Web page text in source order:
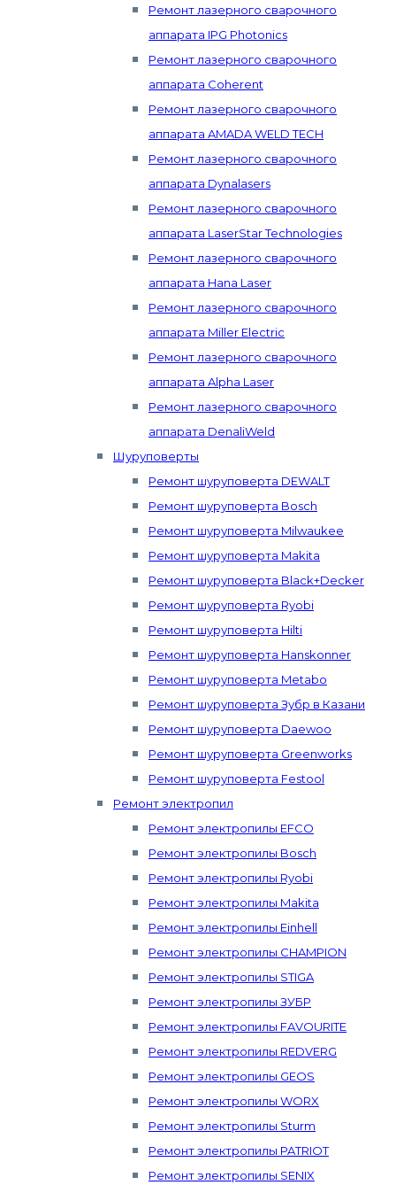
Ремонт лазерного сварочного
аппарата IPG Photonics
Ремонт лазерного сварочного
аппарата Coherent
Ремонт лазерного сварочного
аппарата AMADA WELD TECH
Ремонт лазерного сварочного
аппарата Dynalasers
Ремонт лазерного сварочного
аппарата LaserStar Technologies
Ремонт лазерного сварочного
аппарата Hana Laser
Ремонт лазерного сварочного
аппарата Miller Electric
Ремонт лазерного сварочного
аппарата Alpha Laser
Ремонт лазерного сварочного
аппарата DenaliWeld
Шуруповерты
Ремонт шуруповерта DEWALT
Ремонт шуруповерта Bosch
Ремонт шуруповерта Milwaukee
Ремонт шуруповерта Makita
Ремонт шуруповерта Black+Decker
Ремонт шуруповерта Ryobi
Ремонт шуруповерта Hilti
Ремонт шуруповерта Hanskonner
Ремонт шуруповерта Metabo
Ремонт шуруповерта Зубр в Казани
Ремонт шуруповерта Daewoo
Ремонт шуруповерта Greenworks
Ремонт шуруповерта Festool
Ремонт электропил
Ремонт электропилы EFCO
Ремонт электропилы Bosch
Ремонт электропилы Ryobi
Ремонт электропилы Makita
Ремонт электропилы Einhell
Ремонт электропилы CHAMPION
Ремонт электропилы STIGA
Ремонт электропилы ЗУБР
Ремонт электропилы FAVOURITE
Ремонт электропилы REDVERG
Ремонт электропилы GEOS
Ремонт электропилы WORX
Ремонт электропилы Sturm
Ремонт электропилы PATRIOT
Ремонт электропилы SENIX